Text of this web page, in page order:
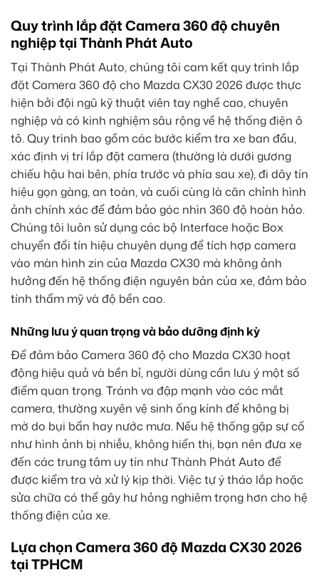
Quy trình lắp đặt Camera 360 độ chuyên
nghiệp tại Thành Phát Auto
Tại Thành Phát Auto, chúng tôi cam kết quy trình lắp
đặt Camera 360 độ cho Mazda CX30 2026 được thực
hiện bởi đội ngũ kỹ thuật viên tay nghề cao, chuyên
nghiệp và có kinh nghiệm sâu rộng về hệ thống điện ô
tô. Quy trình bao gồm các bước kiểm tra xe ban đầu,
xác định vị trí lắp đặt camera (thường là dưới gương
chiếu hậu hai bên, phía trước và phía sau xe), đi dây tín
hiệu gọn gàng, an toàn, và cuối cùng là căn chỉnh hình
ảnh chính xác để đảm bảo góc nhìn 360 độ hoàn hảo.
Chúng tôi luôn sử dụng các bộ Interface hoặc Box
chuyển đổi tín hiệu chuyên dụng để tích hợp camera
vào màn hình zin của Mazda CX30 mà không ảnh
hưởng đến hệ thống điện nguyên bản của xe, đảm bảo
tính thẩm mỹ và độ bền cao.
Những lưu ý quan trọng và bảo dưỡng định kỳ
Để đảm bảo Camera 360 độ cho Mazda CX30 hoạt
động hiệu quả và bền bỉ, người dùng cần lưu ý một số
điểm quan trọng. Tránh va đập mạnh vào các mắt
camera, thường xuyên vệ sinh ống kính để không bị
mờ do bụi bẩn hay nước mưa. Nếu hệ thống gặp sự cố
như hình ảnh bị nhiễu, không hiển thị, bạn nên đưa xe
đến các trung tâm uy tín như Thành Phát Auto để
được kiểm tra và xử lý kịp thời. Việc tự ý tháo lắp hoặc
sửa chữa có thể gây hư hỏng nghiêm trọng hơn cho hệ
thống điện của xe.
Lựa chọn Camera 360 độ Mazda CX30 2026
tại TPHCM